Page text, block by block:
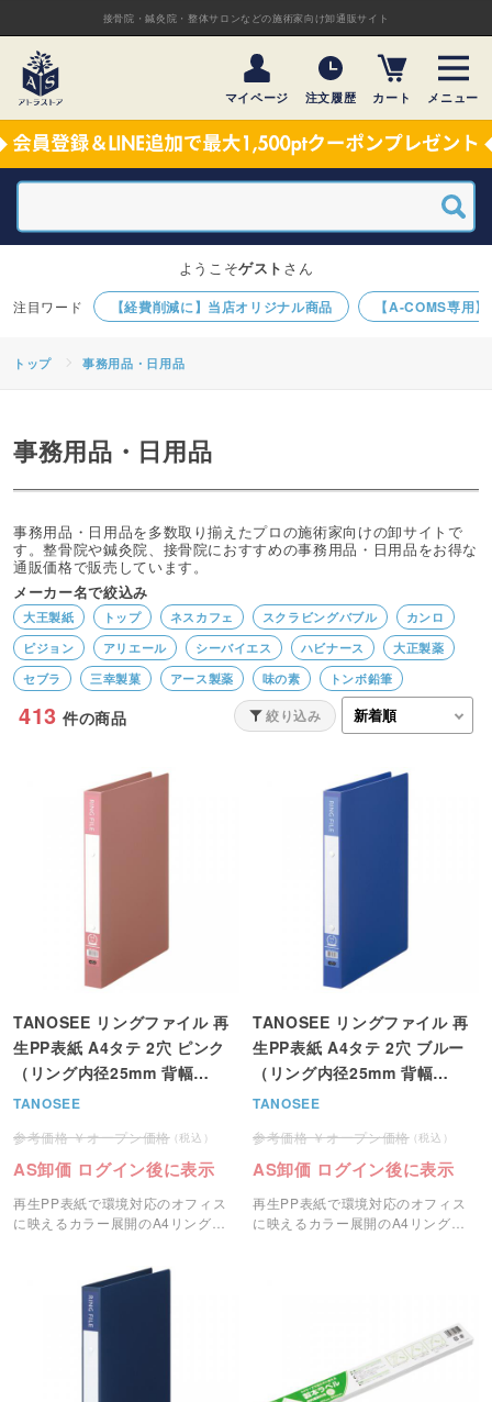
接骨院・鍼灸院・整体サロンなどの施術家向け卸通販サイト
マイページ 注文履歴 カート メニュー
【経費削減に】当店オリジナル商品 【A-COMS専用
ようこそゲスト さん
トップ 事務用品・日用品
事務用品・日用品
事務用品・日用品を多数取り揃えたプロの施術家向けの卸サイトで
す。整骨院や鍼灸院、接骨院におすすめの事務用品・日用品をお得な
通販価格で販売しています。
メーカー名で絞込み
大王製紙 トップ ネスカフェ スクラビングバブル
カンロ
ピジョン
アリエール シーバイエス ハビナース
大正製薬
セブラ
三幸製菓 アース製薬 味の素
トンボ鉛筆
ルック・ルックプラス
カビキラー
パイロット
Finoa／フィノア
3M／スリーエム
オオサキメディカル
413 件の商品 絞り込み
TANOSEE リングファイル 再
生PP表紙 A4タテ 2穴 ピンク
（リング内径25mm 背幅
30mm）＜注文2個単位＞
TANOSEE
オープン価格
AS卸価 ログイン後に表示
再生PP表紙で環境対応のオフィス
に映えるカラー展開のA4リングフ
TANOSEE リングファイル 再
生PP表紙 A4タテ 2穴 ブルー
（リング内径25mm 背幅
30mm）＜注文2個単位＞
TANOSEE
オープン価格
AS卸価 ログイン後に表示
再生PP表紙で環境対応のオフィス
に映えるカラー展開のA4リングフ